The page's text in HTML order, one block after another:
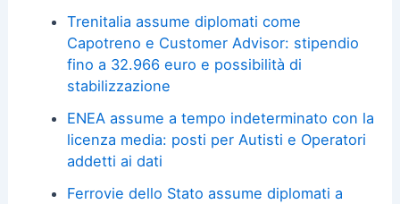
Trenitalia assume diplomati come
Capotreno e Customer Advisor: stipendio
fino a 32.966 euro e possibilità di
stabilizzazione
ENEA assume a tempo indeterminato con la
licenza media: posti per Autisti e Operatori
addetti ai dati
Ferrovie dello Stato assume diplomati a